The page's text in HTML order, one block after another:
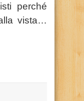
perché
vista…